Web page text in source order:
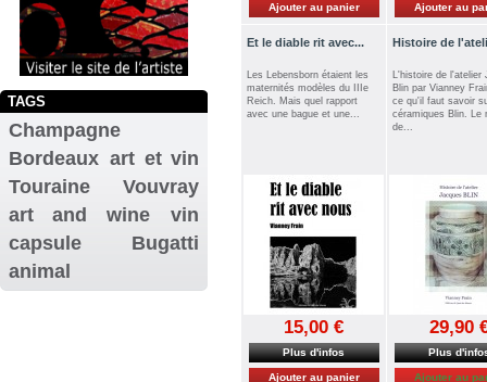
TAGS
Champagne
Bordeaux art et vin
Touraine
Vouvray
art and wine
vin
capsule
Bugatti
animal
Ajouter au panier Ajouter au
Et le diable rit avec...
Les Lebensborn étaient les
maternités modèles du IIIe
Reich. Mais quel rapport
avec une bague et une...
15,00 €
Plus d'infos
Ajouter au panier
Histoire de
L'histoire de l'atelier
Blin par Vianney
ce qu'il faut savoir
céramiques Blin. Le
de...
29,90
Plus
Ajouter au